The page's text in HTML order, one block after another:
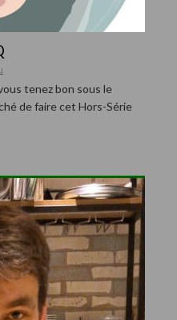
tenez bon sous le
de faire cet Hors-Série